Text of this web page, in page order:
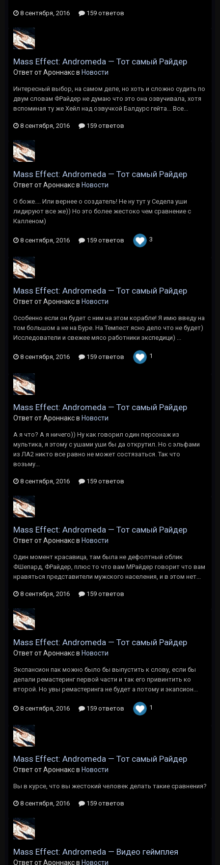
8 сентября, 2016 159 ответов
Mass Effect: Andromeda — Тот самый Райдер
Ответ от Ароннакс в Новости
Интересный выбор, на самом деле, но хоть и сложно судить по
двум словам ФРайдер не думаю что это она озвучивала, хотя
вспоминая ту же Хейл над озвучкой Балдурс гейта... Все...
8 сентября, 2016 159 ответов
Mass Effect: Andromeda — Тот самый Райдер
Ответ от Ароннакс в Новости
О боже.... Или вернее о создатель! Не ну тут у Седела уши
лидируют все же)) Но это более жестоко чем сравнение с
Калленом)
8 сентября, 2016 159 ответов 3
Mass Effect: Andromeda — Тот самый Райдер
Ответ от Ароннакс в Новости
Особенно если он будет с ним на этом корабле! Я имю введу на
том большом а не на Буре. На Темпест ясно дело что не будет)
Исследователи и свежее мясо работники экспедици) ...
8 сентября, 2016 159 ответов 1
Mass Effect: Andromeda — Тот самый Райдер
Ответ от Ароннакс в Новости
А я что? А я ничего)) Ну как говорил один персонаж из
мультика, я этому с ушами уши бы да открутил. Но с эльфами
из ЛА2 никто все равно не может состязаться. Так что
возьму...
8 сентября, 2016 159 ответов
Mass Effect: Andromeda — Тот самый Райдер
Ответ от Ароннакс в Новости
Один момент красавица, там была не дефолтный облик
ФШепард, ФРайдер, плюс то что вам МРайдер говорит что вам
нравяться представители мужского населения, и в этом нет...
8 сентября, 2016 159 ответов
Mass Effect: Andromeda — Тот самый Райдер
Ответ от Ароннакс в Новости
Экспансион пак можно было бы выпустить к слову, если бы
делали ремастеринг первой части и так его привинтить ко
второй. Но увы ремастеринга не будет а потому и экапсион...
8 сентября, 2016 159 ответов 1
Mass Effect: Andromeda — Тот самый Райдер
Ответ от Ароннакс в Новости
Вы в курсе, что вы жестокий человек делать такие сравнения?
8 сентября, 2016 159 ответов
Mass Effect: Andromeda — Видео геймплея
Ответ от Ароннакс в Новости